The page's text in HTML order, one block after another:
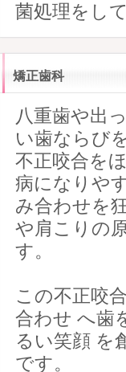
菌処理をし
矯正歯科
八重歯や出
い歯ならび
不正咬合を
病になりや
み合わせを
や肩こりの
す。
この不正咬
合わせ へ歯
るい笑顔 を
です。